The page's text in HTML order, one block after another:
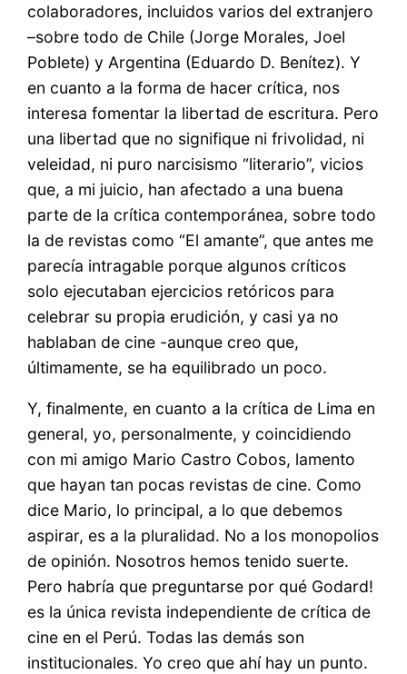
colaboradores, incluidos varios del extranjero
–sobre todo de Chile (Jorge Morales, Joel
Poblete) y Argentina (Eduardo D. Benítez). Y
en cuanto a la forma de hacer crítica, nos
interesa fomentar la libertad de escritura. Pero
una libertad que no signifique ni frivolidad, ni
veleidad, ni puro narcisismo “literario”, vicios
que, a mi juicio, han afectado a una buena
parte de la crítica contemporánea, sobre todo
la de revistas como “El amante”, que antes me
parecía intragable porque algunos críticos
solo ejecutaban ejercicios retóricos para
celebrar su propia erudición, y casi ya no
hablaban de cine -aunque creo que,
últimamente, se ha equilibrado un poco.
Y, finalmente, en cuanto a la crítica de Lima en
general, yo, personalmente, y coincidiendo
con mi amigo Mario Castro Cobos, lamento
que hayan tan pocas revistas de cine. Como
dice Mario, lo principal, a lo que debemos
aspirar, es a la pluralidad. No a los monopolios
de opinión. Nosotros hemos tenido suerte.
Pero habría que preguntarse por qué Godard!
es la única revista independiente de crítica de
cine en el Perú. Todas las demás son
institucionales. Yo creo que ahí hay un punto.